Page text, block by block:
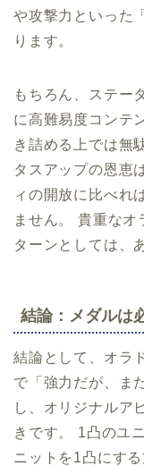
や攻撃力といった
ります。
もちろん、ステー
に高難易度コンテ
き詰める上では無
タスアップの恩恵
ィの開放に比べれ
ません。 貴重なオ
ターンとしては、
結論：メダルは
結論として、オラ
で「強力だが、ま
し、オリジナルア
きです。 1凸のユ
ニットを1凸にす